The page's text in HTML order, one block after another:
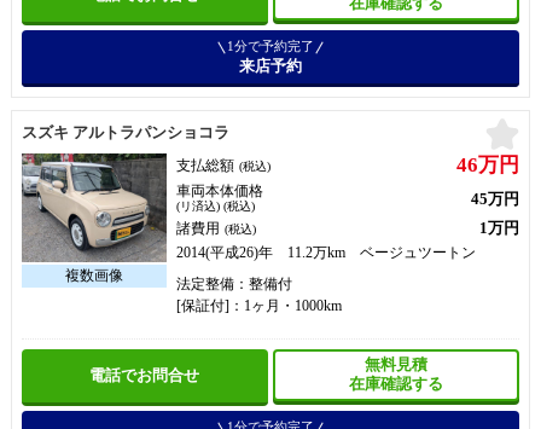
1分で予約完了
来店予約
スズキ アルトラパンショコラ
支払総額 (税込) 46万円
車両本体価格
(リ済込) (税込) 45万円
諸費用 (税込) 1万円
2014(平成26)年 11.2万km ベージュツートン
法定整備：整備付
[保証付]：1ヶ月・1000km
電話でお問合せ
無料見積
在庫確認する